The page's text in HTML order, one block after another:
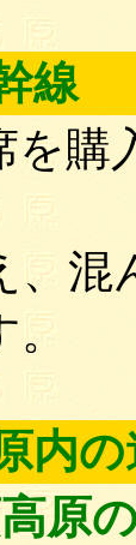
線
購
混
内
原